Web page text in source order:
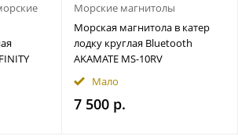
Морские магнитолы
Морская магнитола в катер
лодку круглая Bluetooth
AKAMATE MS-10RV
Мало
7 500 р.